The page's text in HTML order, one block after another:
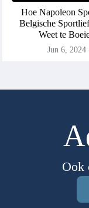
Hoe Napoleon
Belgische
Weet te
Jun 6, 2024
Ook